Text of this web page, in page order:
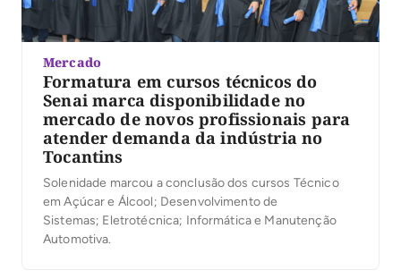
Mercado
Formatura em cursos técnicos do
Senai marca disponibilidade no
mercado de novos profissionais para
atender demanda da indústria no
Tocantins
Solenidade marcou a conclusão dos cursos Técnico
em Açúcar e Álcool; Desenvolvimento de
Sistemas; Eletrotécnica; Informática e Manutenção
Automotiva.